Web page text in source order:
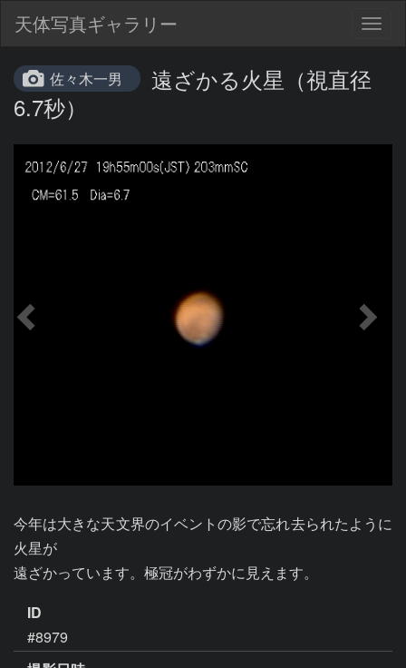
天体写真ギャラリー
佐々木一男
遠ざかる火星（視直径
6.7秒）
今年は大きな天文界のイベントの影で忘れ去られたように
火星が
遠ざかっています。極冠がわずかに見えます。
ID
#8979